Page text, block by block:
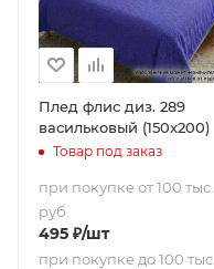
Плед флис диз. 289
васильковый (150х200)
Товар под заказ
при покупке от 100 тыс.
руб.
495 ₽/шт
при покупке до 100 тыс.